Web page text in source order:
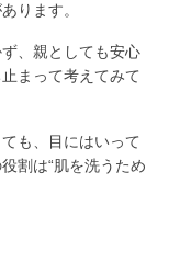
ります。
、親としても安心
まって考えてみて
も、目にはいって
割は“肌を洗うため